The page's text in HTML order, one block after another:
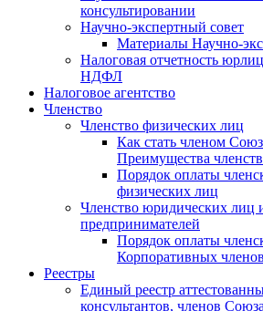
консультировании
Научно-экспертный совет
Материалы Научно-
Налоговая отчетность
НДФЛ
Налоговое агентство
Членство
Членство физических лиц
Как стать членом
Преимущества
Порядок оплаты
физических лиц
Членство юридических лиц
предпринимателей
Порядок оплаты
Корпоративных членов
Реестры
Единый реестр
консультантов, членов